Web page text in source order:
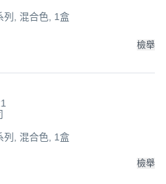
列, 混合色, 1盒
檢舉
列, 混合色, 1盒
檢舉